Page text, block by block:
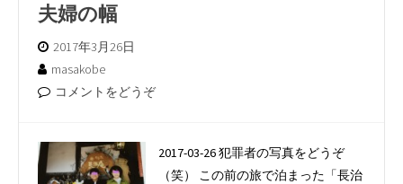
夫婦の幅
2017年3月26日
masakobe
コメントをどうぞ
2017-03-26 犯罪者の写真をどうぞ
（笑） この前の旅で泊まった「長治